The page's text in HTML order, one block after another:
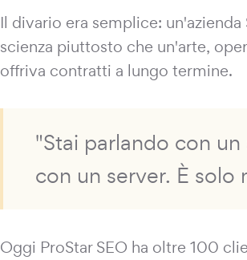
Il divario era semplice:
scienza piuttosto che un'arte,
offriva contratti a lungo termine.
"Stai parlando con
con un server. È solo
Oggi ProStar SEO ha oltre 100